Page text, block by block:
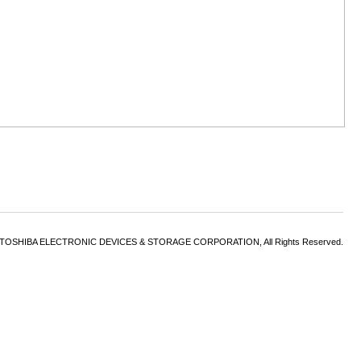
ELECTRONIC DEVICES & STORAGE CORPORATION, All Rights Reserved.